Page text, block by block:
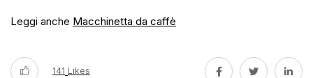
Leggi anche Macchinetta da caffè
141 Likes